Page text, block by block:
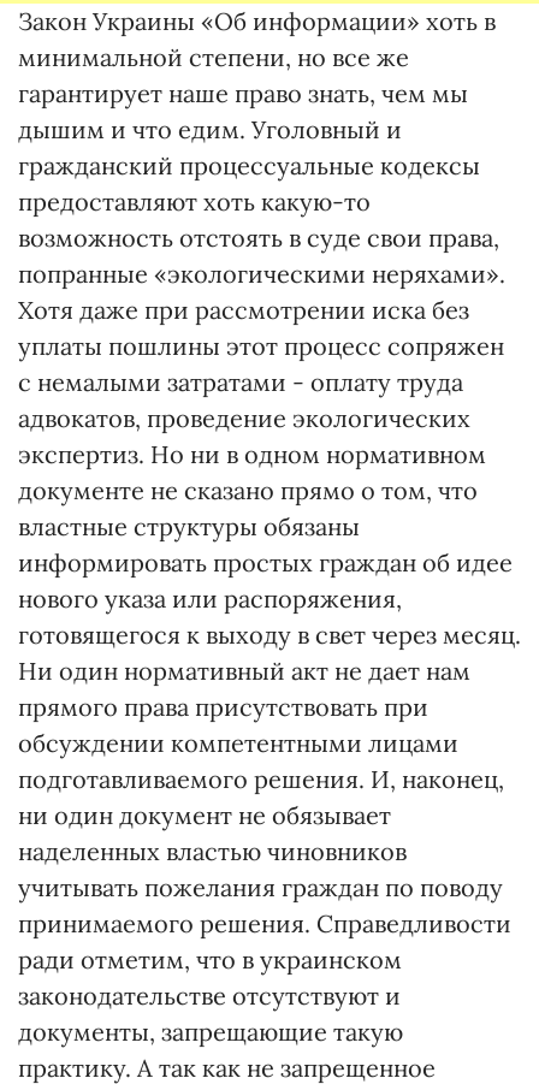
Закон Украины «Об информации» хоть в
минимальной степени, но все же
гарантирует наше право знать, чем мы
дышим и что едим. Уголовный и
гражданский процессуальные кодексы
предоставляют хоть какую-то
возможность отстоять в суде свои права,
попранные «экологическими неряхами».
Хотя даже при рассмотрении иска без
уплаты пошлины этот процесс сопряжен
с немалыми затратами - оплату труда
адвокатов, проведение экологических
экспертиз. Но ни в одном нормативном
документе не сказано прямо о том, что
властные структуры обязаны
информировать простых граждан об идее
нового указа или распоряжения,
готовящегося к выходу в свет через месяц.
Ни один нормативный акт не дает нам
прямого права присутствовать при
обсуждении компетентными лицами
подготавливаемого решения. И, наконец,
ни один документ не обязывает
наделенных властью чиновников
учитывать пожелания граждан по поводу
принимаемого решения. Справедливости
ради отметим, что в украинском
законодательстве отсутствуют и
документы, запрещающие такую
практику. А так как не запрещенное